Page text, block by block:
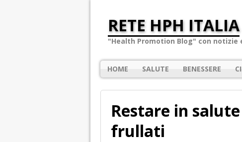
RETE HPH ITALIA
"Health Promotion Blog" con notizie
HOME SALUTE BENESSERE
Restare in
frullati